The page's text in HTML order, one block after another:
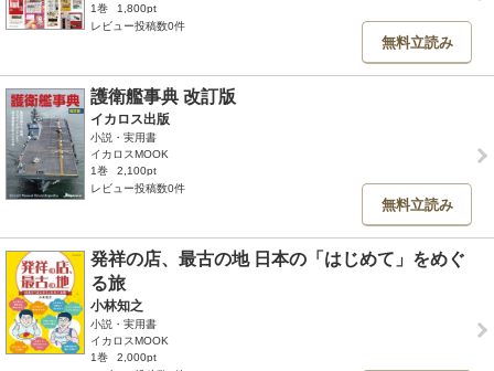
1巻
1,800pt
レビュー投稿数0件
無料立読み
護衛艦事典 改訂版
イカロス出版
小説・実用書
イカロスMOOK
1巻
2,100pt
レビュー投稿数0件
無料立読み
発祥の店、最古の地 日本の「はじめて」をめぐ
る旅
小林知之
小説・実用書
イカロスMOOK
1巻
2,000pt